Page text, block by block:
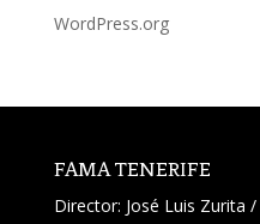
WordPress.org
FAMA TENERIFE
Director: José Luis Zurita /